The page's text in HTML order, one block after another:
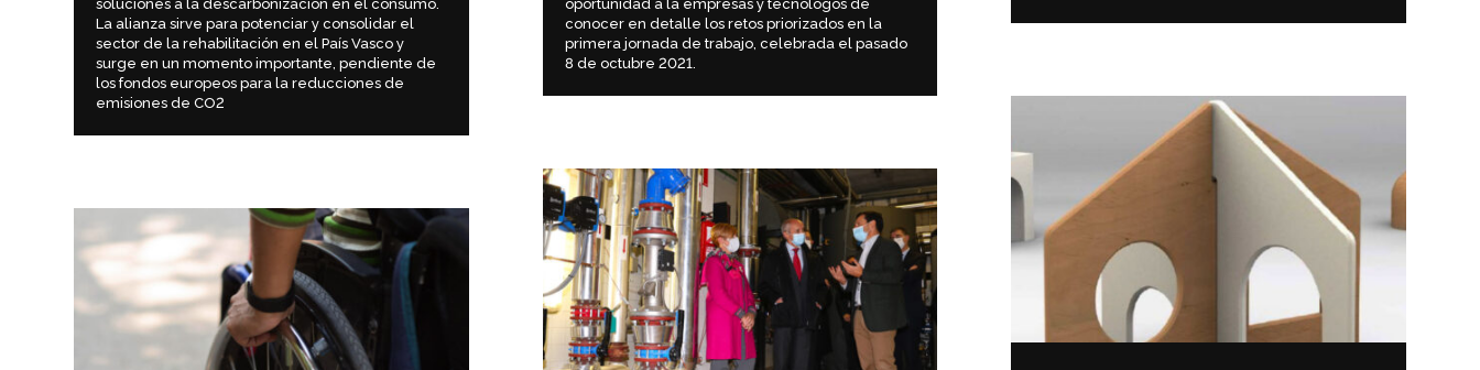
soluciones a la descarbonización en el consumo.
La alianza sirve para potenciar y consolidar el
sector de la rehabilitación en el País Vasco y
surge en un momento importante, pendiente de
los fondos europeos para la reducciones de
emisiones de CO2
oportunidad a la empresas y tecnólogos de
conocer en detalle los retos priorizados en la
primera jornada de trabajo, celebrada el pasado
8 de octubre 2021.